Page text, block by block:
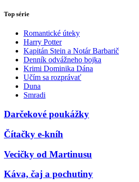
Top série
Romantické úteky
Harry Potter
Kapitán Stein a Notár Barbarič
Denník odvážneho bojka
Krimi Dominika Dána
Učím sa rozprávať
Duna
Smradi
Darčekové poukážky
Čítačky e-kníh
Vecičky od Martinusu
Káva, čaj a pochutiny